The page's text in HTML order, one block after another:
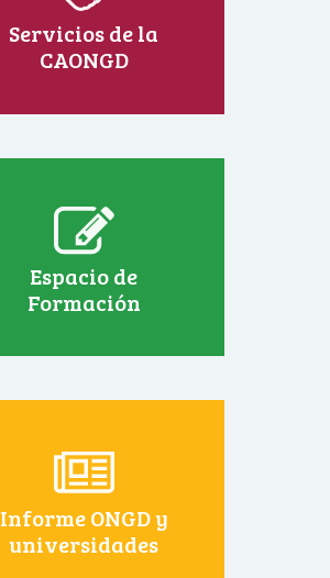
Servicios de la
CAONGD
Espacio de
Formación
Informe ONGD y
universidades